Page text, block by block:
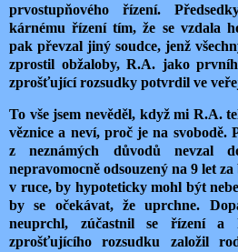
prvostupňového řízení.
kárnému řízení tím, že se vzdala
pak převzal jiný soudce, jenž
zprostil obžaloby, R.A. jako
zprošťující rozsudky potvrdil ve
To vše jsem nevěděl, když mi R.A.
věznice a neví, proč je na svobodě.
z neznámých důvodů nevzal
nepravomocně odsouzený na 9 let
v ruce, by hypoteticky mohl být
by se očekávat, že uprchne.
neuprchl, zúčastnil se řízení
zprošťujícího rozsudku založil